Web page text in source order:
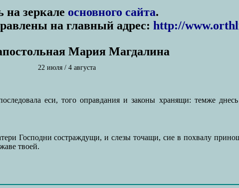
на зеркале основного сайта.
на главный адрес: http://
Мария Магдалина
22 июля / 4 августа
еси, того оправдания и законы хранящи: темже
Господни состраждущи, и слезы точащи, сие в похвалу
твоей.